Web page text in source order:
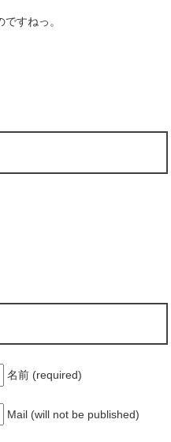
すねっ。
名前 (required)
Mail (will not be published)